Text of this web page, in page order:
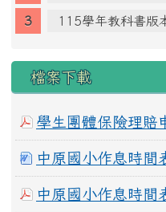
115學年教科書版
檔案下載
學生團體保險理賠
中原國小作息時
中原國小作息時